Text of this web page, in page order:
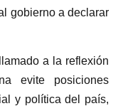
gobierno a declarar
a la reflexión
evite posiciones
y política del país,